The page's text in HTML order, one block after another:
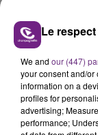
LE MAGASIN
SES PORTES
C'était l'une
rémois. Le
fermer ses
TITRES
Le
We and our (447)
your consent and/or
information on a
profiles for
advertising;
performance;